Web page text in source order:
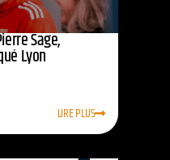
Sage,
Lyon
LIRE PLUS